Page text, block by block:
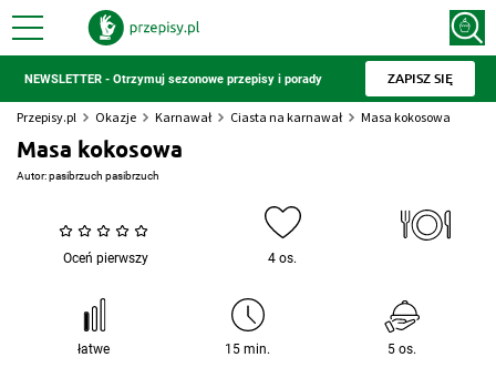
NEWSLETTER - Otrzymuj sezonowe przepisy i porady ZAPISZ SIĘ
Przepisy.pl Okazje Karnawał Ciasta na karnawał Masa kokosowa
Masa kokosowa
Autor:pasibrzuch pasibrzuch
Oceń pierwszy 4 os.
łatwe 15 min. 5 os.